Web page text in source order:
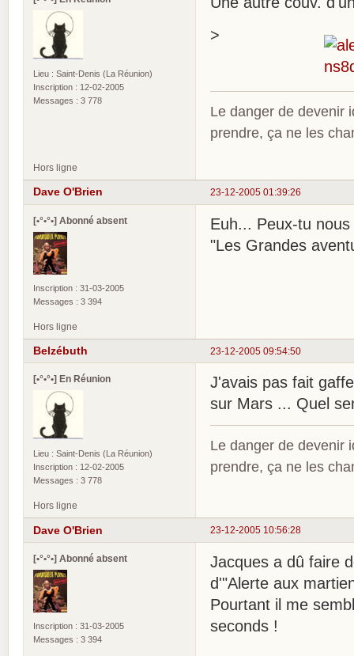
Lieu : Saint-Denis (La Réunion)
Inscription : 12-02-2005
Messages : 3 778
>
Le danger de devenir
prendre, ça ne les
Hors ligne
23-12-2005 01:39:26
Dave O'Brien
[•°•°•] Abonné absent
Inscription : 31-03-2005
Messages : 3 394
Euh... Peux-tu
"Les Grandes
Hors ligne
23-12-2005 09:54:50
Belzébuth
[•°•°•] En Réunion
Lieu : Saint-Denis (La Réunion)
Inscription : 12-02-2005
Messages : 3 778
J'avais pas fait
sur Mars ... Quel
Le danger de devenir
prendre, ça ne les
Hors ligne
23-12-2005 10:56:28
Dave O'Brien
[•°•°•] Abonné absent
Inscription : 31-03-2005
Messages : 3 394
Jacques a dû faire
d'"Alerte aux
Pourtant il me
seconds !